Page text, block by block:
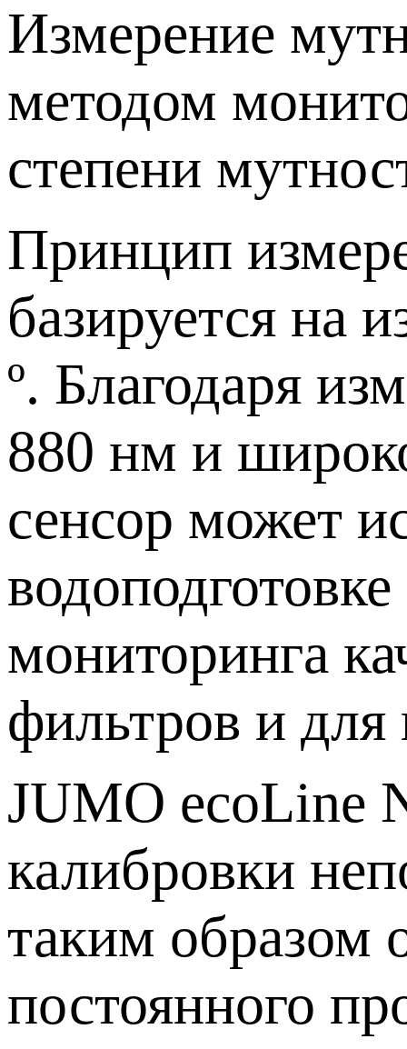
Измерение
методом
степени
Принцип
базируется на
º. Благодаря
880 нм и
сенсор может
мониторинга
фильтров и для
JUMO ecoLine
калибровки
таким образом
постоянного